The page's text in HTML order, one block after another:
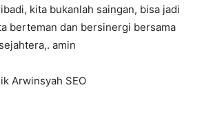
kita bukanlah saingan, bisa jadi
berteman dan bersinergi bersama
amin
Arwinsyah SEO